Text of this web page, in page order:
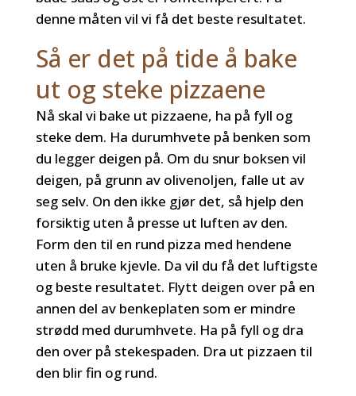
denne måten vil vi få det beste resultatet.
Så er det på tide å bake
ut og steke pizzaene
Nå skal vi bake ut pizzaene, ha på fyll og
steke dem. Ha durumhvete på benken som
du legger deigen på. Om du snur boksen vil
deigen, på grunn av olivenoljen, falle ut av
seg selv. On den ikke gjør det, så hjelp den
forsiktig uten å presse ut luften av den.
Form den til en rund pizza med hendene
uten å bruke kjevle. Da vil du få det luftigste
og beste resultatet. Flytt deigen over på en
annen del av benkeplaten som er mindre
strødd med durumhvete. Ha på fyll og dra
den over på stekespaden. Dra ut pizzaen til
den blir fin og rund.